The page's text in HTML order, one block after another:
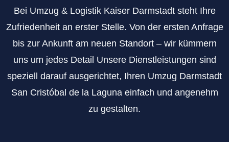
Bei Umzug & Logistik Kaiser Darmstadt steht Ihre
Zufriedenheit an erster Stelle. Von der ersten Anfrage
bis zur Ankunft am neuen Standort – wir kümmern
uns um jedes Detail Unsere Dienstleistungen sind
speziell darauf ausgerichtet, Ihren Umzug Darmstadt
San Cristóbal de la Laguna einfach und angenehm
zu gestalten.